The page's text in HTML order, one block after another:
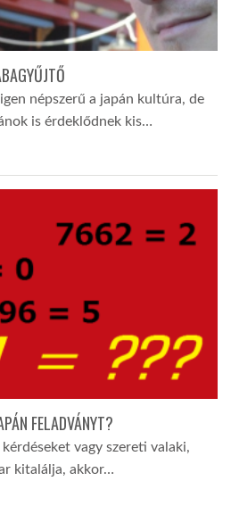
népszerű a japán kultúra, de
is érdeklődnek kis…
FELADVÁNYT?
vagy szereti valaki,
kitalálja, akkor…